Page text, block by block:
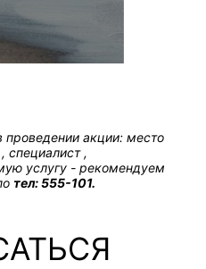
акции: место
специалист ,
услугу - рекомендуем
тел: 555-101.